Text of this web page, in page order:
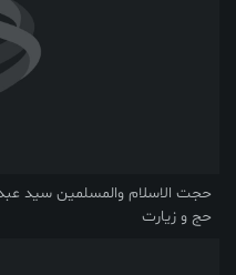
حجت الاسلام والمسلمین سید عبد
حج و زیارت